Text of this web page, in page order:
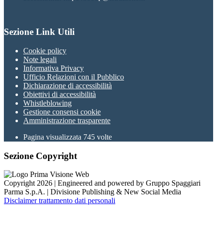
Sezione Link Utili
Cookie policy
Note legali
Informativa Privacy
Ufficio Relazioni con il Pubblico
Dichiarazione di accessibilità
Obiettivi di accessibilità
Whistleblowing
Gestione consensi cookie
Amministrazione trasparente
Pagina visualizzata 745 volte
Sezione Copyright
Copyright 2026 | Engineered and powered by Gruppo Spaggiari
Parma S.p.A. | Divisione Publishing & New Social Media
Disclaimer trattamento dati personali